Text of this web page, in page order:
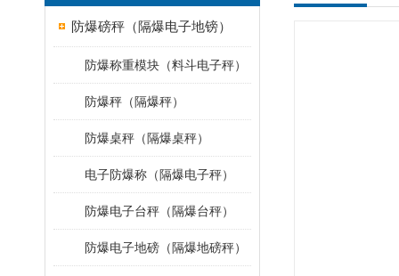
防爆磅秤（隔爆电子地镑）
防爆称重模块（料斗电子秤）
防爆秤（隔爆秤）
防爆桌秤（隔爆桌秤）
电子防爆称（隔爆电子秤）
防爆电子台秤（隔爆台秤）
防爆电子地磅（隔爆地磅秤）